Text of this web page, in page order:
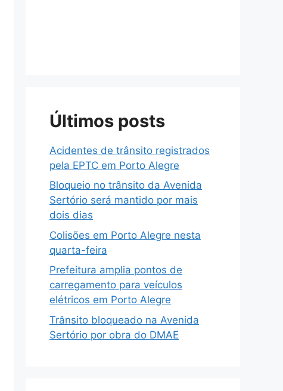
Últimos posts
Acidentes de trânsito registrados
pela EPTC em Porto Alegre
Bloqueio no trânsito da Avenida
Sertório será mantido por mais
dois dias
Colisões em Porto Alegre nesta
quarta-feira
Prefeitura amplia pontos de
carregamento para veículos
elétricos em Porto Alegre
Trânsito bloqueado na Avenida
Sertório por obra do DMAE